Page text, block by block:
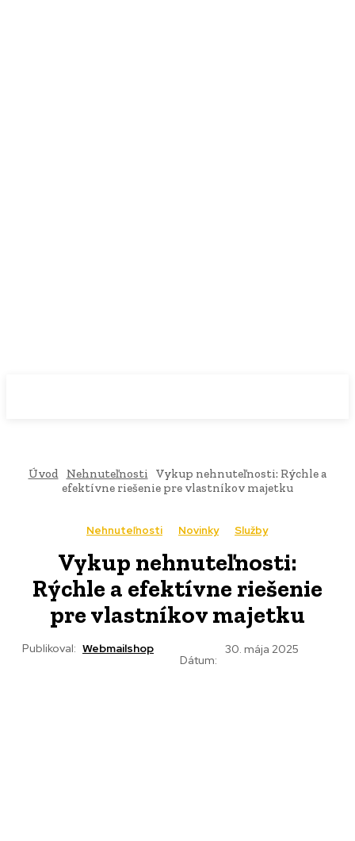
Úvod Nehnuteľnosti
Vykup nehnuteľnosti: Rýchle a
efektívne riešenie pre vlastníkov majetku
Nehnuteľnosti Novinky Služby
Vykup nehnuteľnosti:
Rýchle a efektívne riešenie
pre vlastníkov majetku
Publikoval: Webmailshop
Dátum:
30. mája 2025